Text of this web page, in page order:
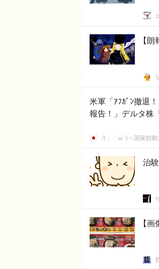
【
米軍「ｱﾌｶﾞﾝ撤退
報告！」デルタ株
/)；｀ω´)＜国家総動
治
【